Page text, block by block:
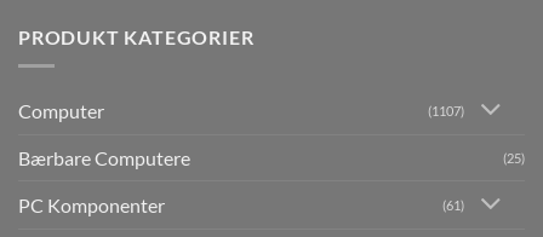
PRODUKT KATEGORIER
Computer (1107)
Bærbare Computere (25)
PC Komponenter (61)